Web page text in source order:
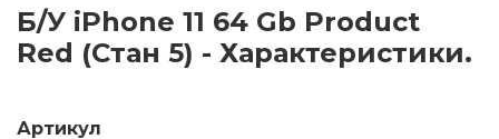
Б/У iPhone 11 64 Gb Product
Red (Стан 5) - Характеристики.
Артикул